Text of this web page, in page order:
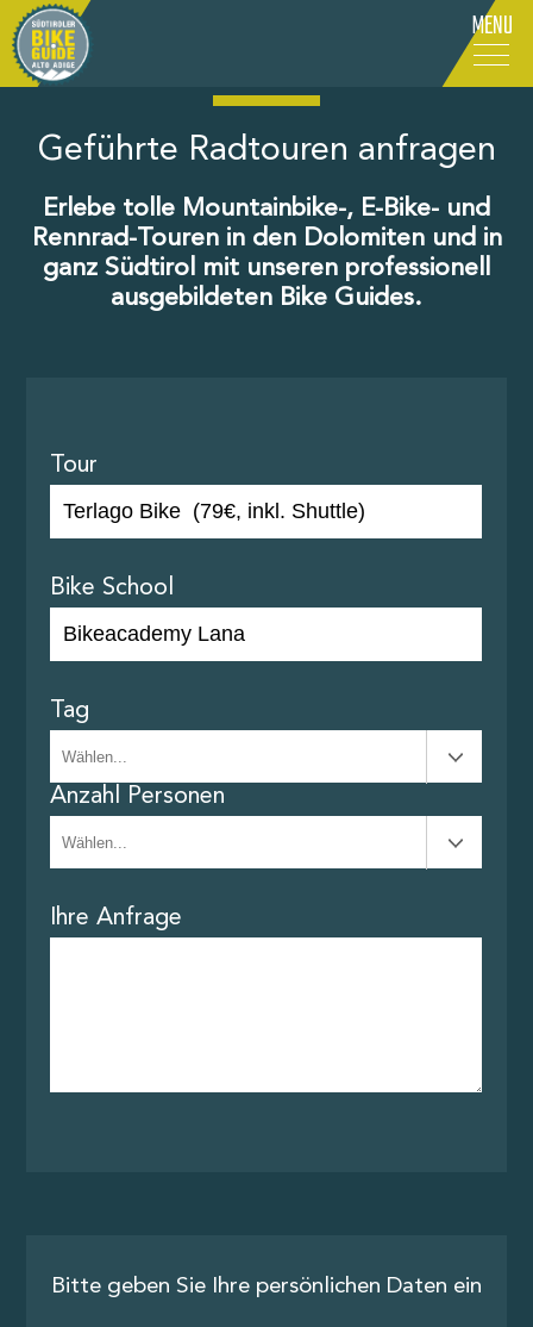
MENU
Geführte Radtouren anfragen
Erlebe tolle Mountainbike-, E-Bike- und
Rennrad-Touren in den Dolomiten und in
ganz Südtirol mit unseren professionell
ausgebildeten Bike Guides.
Tour
Bike School
Tag
Anzahl Personen
Ihre Anfrage
Bitte geben Sie Ihre persönlichen Daten ein